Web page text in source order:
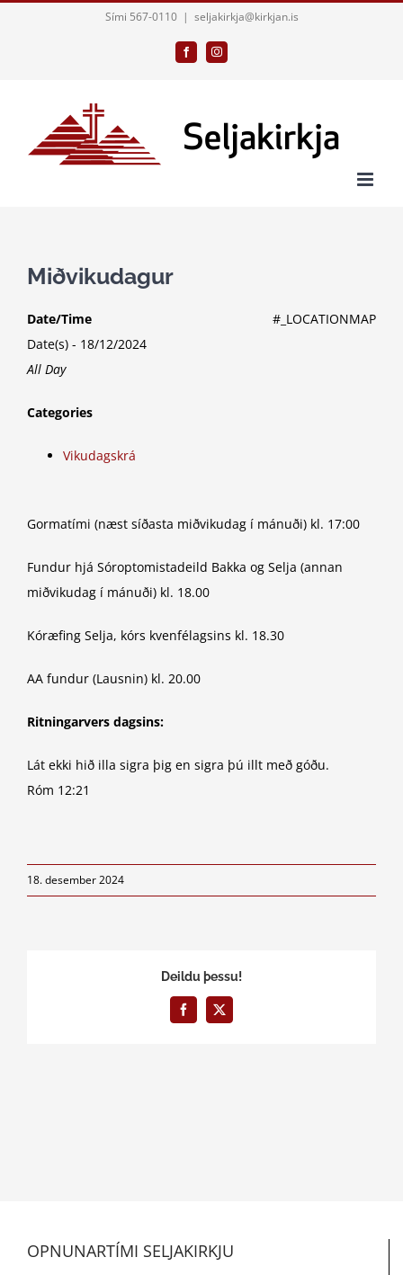
Sími 567-0110 | seljakirkja@kirkjan.is
FacebookInstagram
Miðvikudagur
#_LOCATIONMAP
Date/Time
Date(s) - 18/12/2024
All Day
Categories
Vikudagskrá
Gormatími (næst síðasta miðvikudag í mánuði) kl. 17:00
Fundur hjá Sóroptomistadeild Bakka og Selja (annan
miðvikudag í mánuði) kl. 18.00
Kóræfing Selja, kórs kvenfélagsins kl. 18.30
AA fundur (Lausnin) kl. 20.00
Ritningarvers dagsins:
Lát ekki hið illa sigra þig en sigra þú illt með góðu.
Róm 12:21
18. desember 2024
Deildu þessu!
Facebook
X
OPNUNARTÍMI SELJAKIRKJU